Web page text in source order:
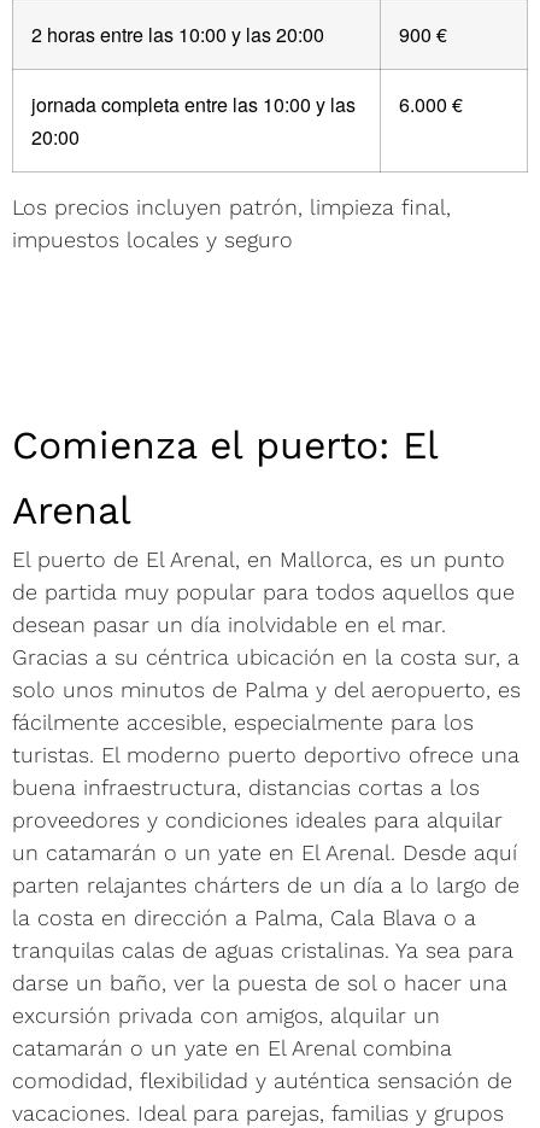
2 horas entre las 10:00 y las 20:00 900 €
jornada completa entre las 10:00 y las
20:00
6.000 €
Los precios incluyen patrón, limpieza final,
impuestos locales y seguro
Comienza el puerto: El
Arenal
El puerto de El Arenal, en Mallorca, es un punto
de partida muy popular para todos aquellos que
desean pasar un día inolvidable en el mar.
Gracias a su céntrica ubicación en la costa sur, a
solo unos minutos de Palma y del aeropuerto, es
fácilmente accesible, especialmente para los
turistas. El moderno puerto deportivo ofrece una
buena infraestructura, distancias cortas a los
proveedores y condiciones ideales para alquilar
un catamarán o un yate en El Arenal. Desde aquí
parten relajantes chárters de un día a lo largo de
la costa en dirección a Palma, Cala Blava o a
tranquilas calas de aguas cristalinas. Ya sea para
darse un baño, ver la puesta de sol o hacer una
excursión privada con amigos, alquilar un
catamarán o un yate en El Arenal combina
comodidad, flexibilidad y auténtica sensación de
vacaciones. Ideal para parejas, familias y grupos